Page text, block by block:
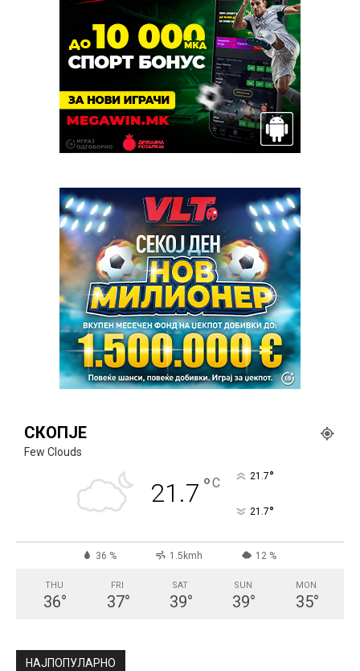
СКОПЈЕ
Few Clouds
21.7 °C 21.7°
21.7°
36 % 1.5kmh 12 %
THU
36°
FRI
37°
SAT
39°
SUN
39°
MON
35°
НАЈПОПУЛАРНО